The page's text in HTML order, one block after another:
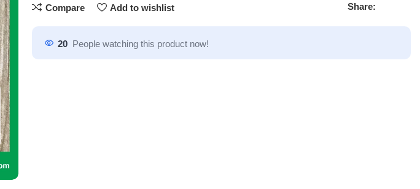
Compare Add to wishlist Share:
20 People watching this product now!